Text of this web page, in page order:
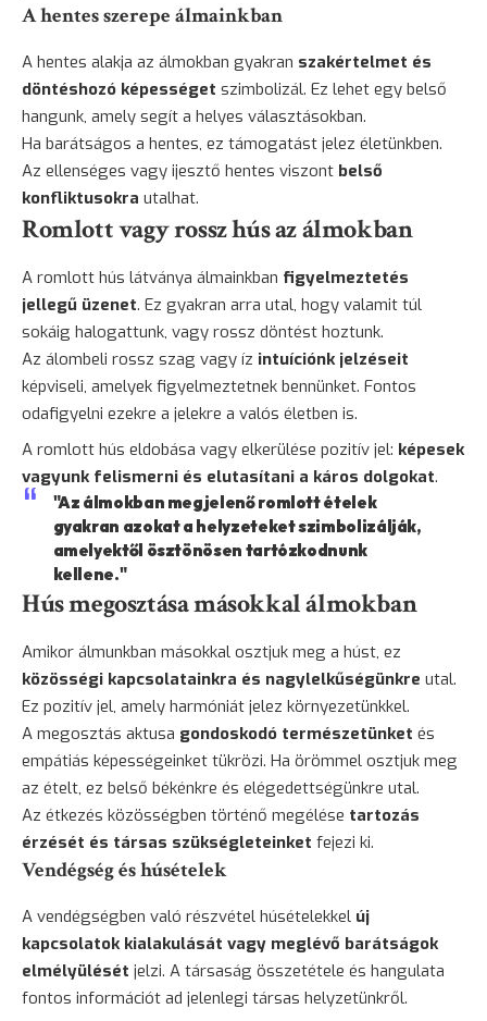
A hentes szerepe álmainkban
A hentes alakja az álmokban gyakran szakértelmet és
döntéshozó képességet szimbolizál. Ez lehet egy belső
hangunk, amely segít a helyes választásokban.
Ha barátságos a hentes, ez támogatást jelez életünkben.
Az ellenséges vagy ijesztő hentes viszont belső
konfliktusokra utalhat.
Romlott vagy rossz hús az álmokban
A romlott hús látványa álmainkban figyelmeztetés
jellegű üzenet. Ez gyakran arra utal, hogy valamit túl
sokáig halogattunk, vagy rossz döntést hoztunk.
Az álombeli rossz szag vagy íz intuíciónk jelzéseit
képviseli, amelyek figyelmeztetnek bennünket. Fontos
odafigyelni ezekre a jelekre a valós életben is.
A romlott hús eldobása vagy elkerülése pozitív jel: képesek
vagyunk felismerni és elutasítani a káros dolgokat.
"Az álmokban megjelenő romlott ételek
gyakran azokat a helyzeteket szimbolizálják,
amelyektől ösztönösen tartózkodnunk
kellene."
Hús megosztása másokkal álmokban
Amikor álmunkban másokkal osztjuk meg a húst, ez
közösségi kapcsolatainkra és nagylelkűségünkre utal.
Ez pozitív jel, amely harmóniát jelez környezetünkkel.
A megosztás aktusa gondoskodó természetünket és
empátiás képességeinket tükrözi. Ha örömmel osztjuk meg
az ételt, ez belső békénkre és elégedettségünkre utal.
Az étkezés közösségben történő megélése tartozás
érzését és társas szükségleteinket fejezi ki.
Vendégség és húsételek
A vendégségben való részvétel húsételekkel új
kapcsolatok kialakulását vagy meglévő barátságok
elmélyülését jelzi. A társaság összetétele és hangulata
fontos információt ad jelenlegi társas helyzetünkről.